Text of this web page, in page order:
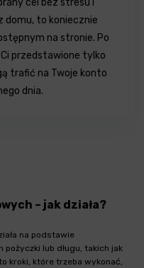
cel bez stresu i
domu, to koniecznie
na stronie. Po
przedstawione tylko
trafić na Twoje konto
dnia.
– jak działa?
na podstawie
lub długu, takich jak
kroki, które trzeba wykonać,